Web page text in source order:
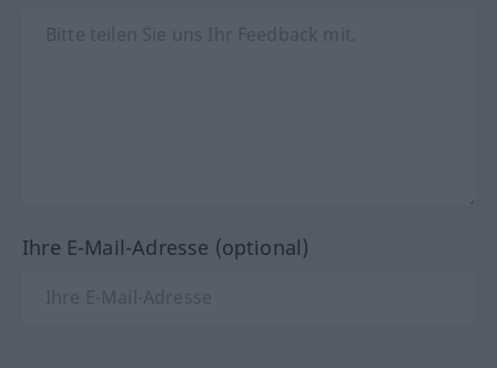
Ihre E-Mail-Adresse (optional)